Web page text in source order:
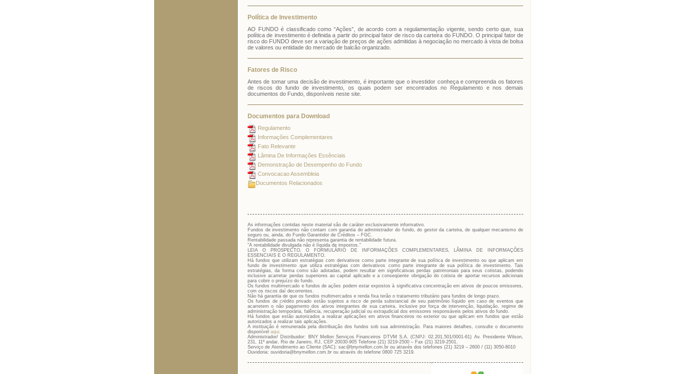
Política de Investimento
AO FUNDO é classificado como “Ações”, de acordo com a regulamentação vigente, sendo certo que, sua
política de investimento é definida a partir do principal fator de risco da carteira do FUNDO. O principal fator de
risco do FUNDO deve ser a variação de preços de ações admitidas à negociação no mercado à vista de bolsa
de valores ou entidade do mercado de balcão organizado.
Fatores de Risco
Antes de tomar uma decisão de investimento, é importante que o investidor conheça e compreenda os fatores
de riscos do fundo de investimento, os quais podem ser encontrados no Regulamento e nos demais
documentos do Fundo, disponíveis neste site.
Documentos para Download
Regulamento
Informações Complementares
Fato Relevante
Lâmina De Informações Essênciais
Demonstração de Desempenho do Fundo
Convocacao Assembleia
Documentos Relacionados
As informações contidas neste material são de caráter exclusivamente informativo.
Fundos de investimento não contam com garantia do administrador do fundo, do gestor da carteira, de qualquer mecanismo de
seguro ou, ainda, do Fundo Garantidor de Créditos – FGC.
Rentabilidade passada não representa garantia de rentabilidade futura.
"A rentabilidade divulgada não é líquida de impostos."
LEIA O PROSPECTO, O FORMULÁRIO DE INFORMAÇÕES COMPLEMENTARES, LÂMINA DE INFORMAÇÕES
ESSENCIAIS E O REGULAMENTO.
Há fundos que utilizam estratégias com derivativos como parte integrante de sua política de investimento ou que aplicam em
fundo de investimento que utiliza estratégias com derivativos como parte integrante de sua política de investimento. Tais
estratégias, da forma como são adotadas, podem resultar em significativas perdas patrimoniais para seus cotistas, podendo
inclusive acarretar perdas superiores ao capital aplicado e a conseqüente obrigação do cotista de aportar recursos adicionais
para cobrir o prejuízo do fundo.
Os fundos multimercado e fundos de ações podem estar expostos à significativa concentração em ativos de poucos emissores,
com os riscos daí decorrentes.
Não há garantia de que os fundos multimercados e renda fixa terão o tratamento tributário para fundos de longo prazo.
Os fundos de crédito privado estão sujeitos a risco de perda substancial de seu patrimônio líquido em caso de eventos que
acarretem o não pagamento dos ativos integrantes de sua carteira, inclusive por força de intervenção, liquidação, regime de
administração temporária, falência, recuperação judicial ou extrajudicial dos emissores responsáveis pelos ativos do fundo.
Há fundos que estão autorizados a realizar aplicações em ativos financeiros no exterior ou que aplicam em fundos que estão
autorizados a realizar tais aplicações.
A instituição é remunerada pela distribuição dos fundos sob sua administração. Para maiores detalhes, consulte o documento
disponível aqui.
Administrador/ Distribuidor: BNY Mellon Serviços Financeiros DTVM S.A. (CNPJ: 02.201.501/0001-61) Av. Presidente Wilson,
231, 11º andar, Rio de Janeiro, RJ, CEP 20030-905 Telefone (21) 3219-2500 – Fax (21) 3219-2501.
Serviço de Atendimento ao Cliente (SAC): sac@bnymellon.com.br ou através dos telefones (21) 3219 – 2600 / (11) 3050-8010
Ouvidoria: ouvidoria@bnymellon.com.br ou através do telefone 0800 725 3219.